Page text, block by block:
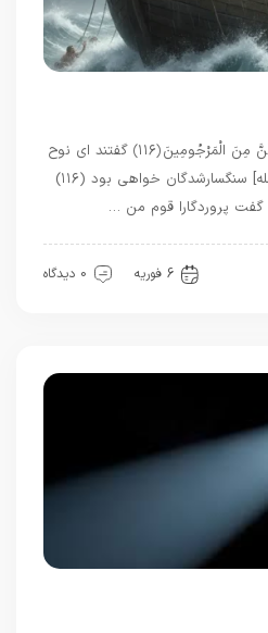
قَالُوا لَئِنْ لَمْ تَنْتَهِ يَا نُوحُ لَتَكُونَنَّ مِنَ الْمَرْجُومِينَ ﴿۱۱۶﴾ گفتند اى نوح
اگر دست برندارى قطعا از [جمله] سنگسارشدگان خواهى بود (۱۱۶)
6 فوریه 0 دیدگاه